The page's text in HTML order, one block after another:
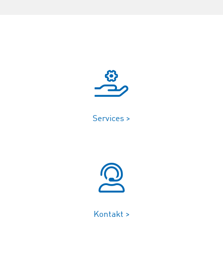
Services >
Kontakt >